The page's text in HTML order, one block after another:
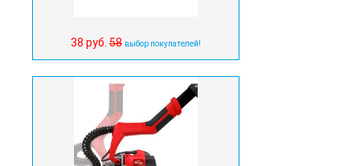
38 руб. 58 выбор покупателей!